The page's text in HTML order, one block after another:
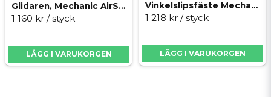
Glidaren, Mechanic AirSlider 90x115-125
1 160 kr / styck
LÄGG I VARUKORGEN
Vinkelslipsfäste Mechanic Duster
1 218 kr / styck
LÄGG I VARUKORGEN